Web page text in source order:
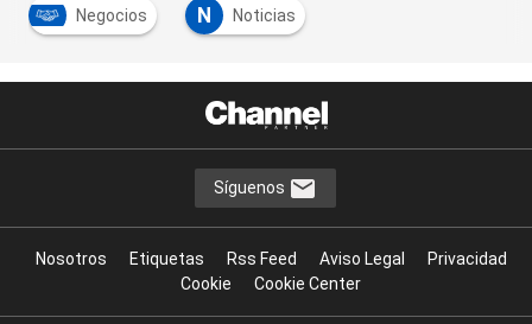
Negocios N Noticias
Síguenos
Nosotros Etiquetas Rss Feed Aviso Legal
Privacidad
Cookie
Cookie Center